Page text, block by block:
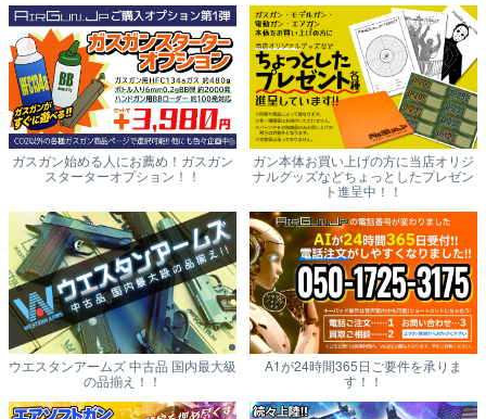
ガスガン始める人にお薦め！ガスガン
スターターオプション！！
ガン本体お買い上げの方に当店オリジ
ナルグッズなどちょっとしたプレゼン
ト進呈中！！
ウエスタンアームズ 中古品 国内最大級
の品揃え！！
A1が24時間365日ご要件を承りま
す！！